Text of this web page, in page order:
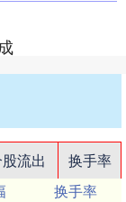
流出
换手率
换手率